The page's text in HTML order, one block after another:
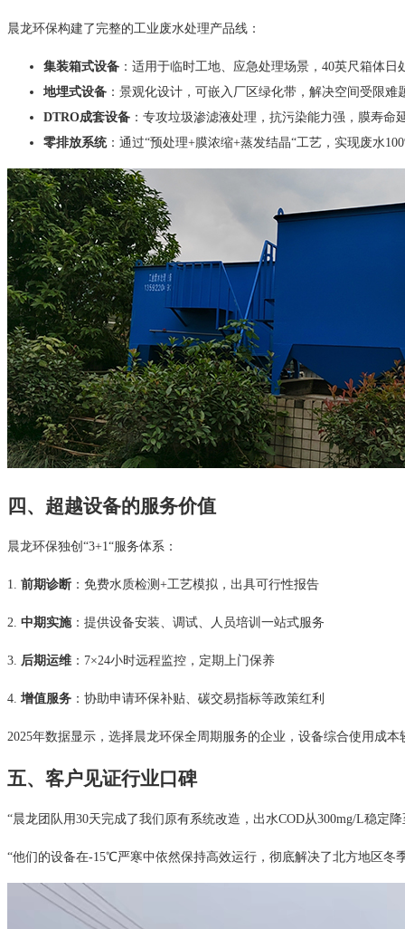
晨龙环保构建了完整的工业废水处理产品线：
集装箱式设备 ：适用于临时工地、应急处理场景，40英尺箱体日
地埋式设备 ：景观化设计，可嵌入厂区绿化带，解决空间受限难
DTRO成套设备 ：专攻垃圾渗滤液处理，抗污染能力强，膜寿命
零排放系统：通过“预处理+膜浓缩+蒸发结晶“工艺，实现废水
四、超越设备的服务价值
晨龙环保独创“3+1“服务体系：
1. 前期诊断 ：免费水质检测+工艺模拟，出具可行性报告
2. 中期实施：提供设备安装、调试、人员培训一站式服务
3. 后期运维 ：7×24小时远程监控，定期上门保养
4. 增值服务 ：协助申请环保补贴、碳交易指标等政策红利
2025年数据显示，选择晨龙环保全周期服务的企业，设备综合使用成本
五、客户见证行业口碑
“晨龙团队用30天完成了我们原有系统改造，出水COD从300mg/L稳
“他们的设备在-15℃严寒中依然保持高效运行，彻底解决了北方地区